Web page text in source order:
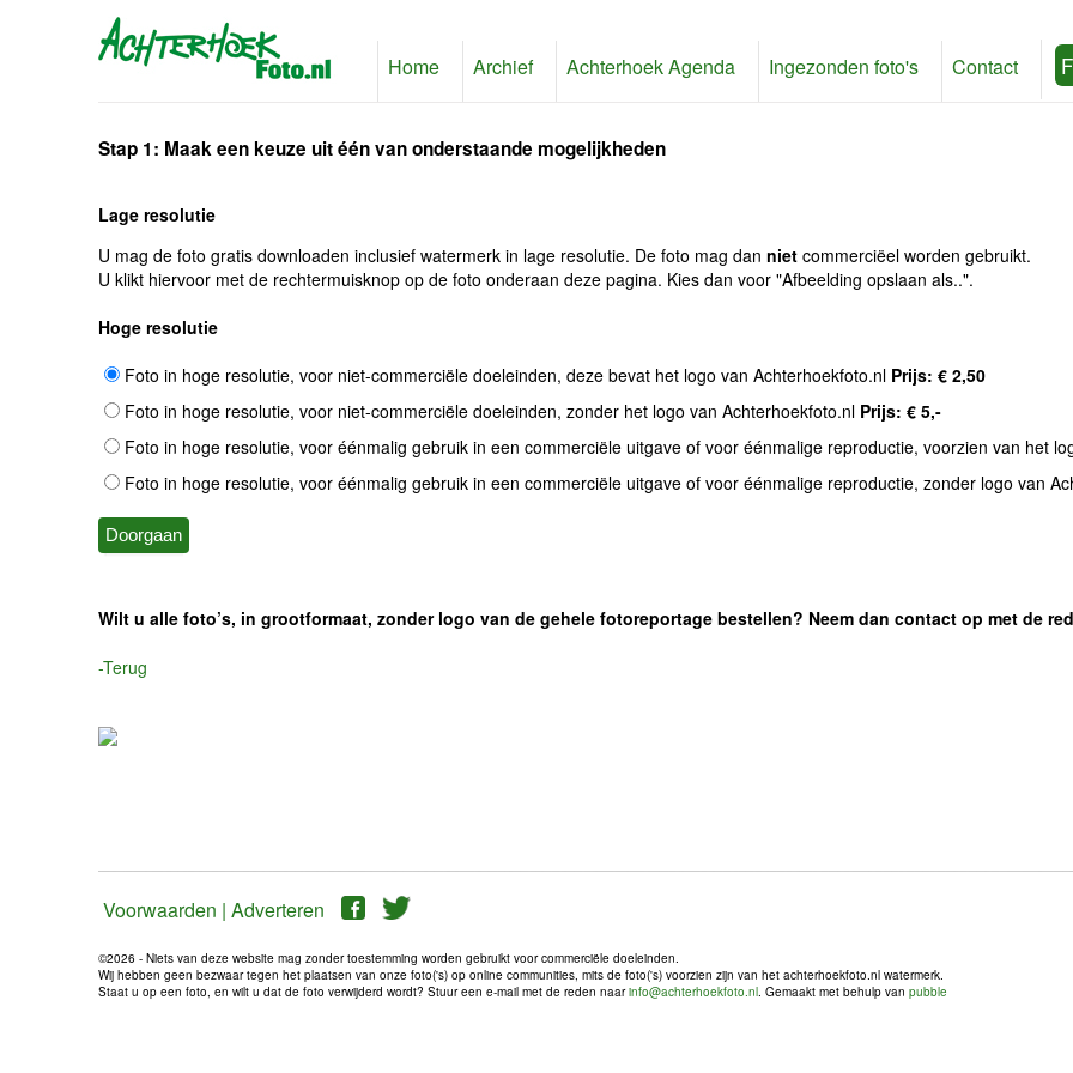
Home Archief Achterhoek Agenda Ingezonden foto's Contact
Stap 1: Maak een keuze uit één van onderstaande mogelijkheden
Lage resolutie
U mag de foto gratis downloaden inclusief watermerk in lage resolutie. De foto mag dan niet commerciëel worden gebruikt.
U klikt hiervoor met de rechtermuisknop op de foto onderaan deze pagina. Kies dan voor "Afbeelding opslaan als..".
Hoge resolutie
Foto in hoge resolutie, voor niet-commerciële doeleinden, deze bevat het logo van Achterhoekfoto.nl Prijs: € 2,50
Foto in hoge resolutie, voor niet-commerciële doeleinden, zonder het logo van Achterhoekfoto.nl Prijs: € 5,-
Foto in hoge resolutie, voor éénmalig gebruik in een commerciële uitgave of voor éénmalige reproductie, voorzien van het
Foto in hoge resolutie, voor éénmalig gebruik in een commerciële uitgave of voor éénmalige reproductie, zonder logo van
Wilt u alle foto’s, in grootformaat, zonder logo van de gehele fotoreportage bestellen? Neem dan contact op met de
-Terug
Voorwaarden | Adverteren
©2026 - Niets van deze website mag zonder toestemming worden gebruikt voor commerciële doeleinden.
Wij hebben geen bezwaar tegen het plaatsen van onze foto('s) op online communities, mits de foto('s) voorzien zijn van het achterhoekfoto.nl watermerk.
Staat u op een foto, en wilt u dat de foto verwijderd wordt? Stuur een e-mail met de reden naarinfo@achterhoekfoto.nl. Gemaakt met behulp van pubble